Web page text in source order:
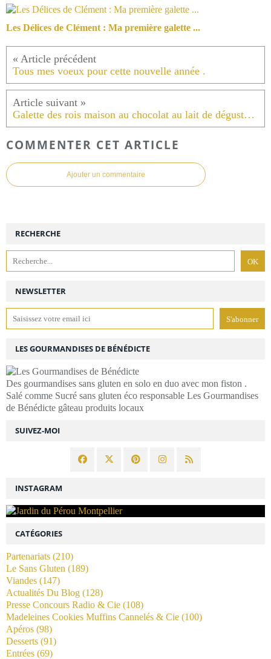
Les Délices de Clément : Ma première galette ...
Tous mes voeux pour cette nouvelle année .
Galette des rois maison au chocolat au lait de dégustation .
COMMENTER CET ARTICLE
Ajouter un commentaire
NEWSLETTER
SUIVEZ-MOI
RECHERCHE
LES GOURMANDISES DE BÉNÉDICTE
Des gourmandises sans gluten en solo en duo avec mon fiston .
Salé comme Sucré sans gluten éco responsable Les Gourmandises
de Bénédicte gâteau produits locaux
INSTAGRAM
CATÉGORIES
Partenariats (210)
Le Sans Gluten (189)
Viandes (147)
Actualités Du Blog (128)
Presse Concours Radio & Cie (108)
Madeleines Cookies Muffins Cannelés & Cie (100)
Apéros (98)
Desserts (91)
Entrées (69)